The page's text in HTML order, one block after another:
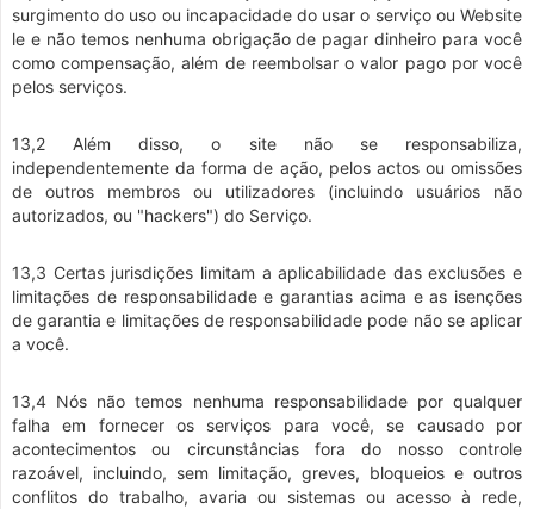
surgimento do uso ou incapacidade do usar o serviço ou Website
le e não temos nenhuma obrigação de pagar dinheiro para você
como compensação, além de reembolsar o valor pago por você
pelos serviços.
13,2 Além disso, o site não se responsabiliza,
independentemente da forma de ação, pelos actos ou omissões
de outros membros ou utilizadores (incluindo usuários não
autorizados, ou "hackers") do Serviço.
13,3 Certas jurisdições limitam a aplicabilidade das exclusões e
limitações de responsabilidade e garantias acima e as isenções
de garantia e limitações de responsabilidade pode não se aplicar
a você.
13,4 Nós não temos nenhuma responsabilidade por qualquer
falha em fornecer os serviços para você, se causado por
acontecimentos ou circunstâncias fora do nosso controle
razoável, incluindo, sem limitação, greves, bloqueios e outros
conflitos do trabalho, avaria ou sistemas ou acesso à rede,